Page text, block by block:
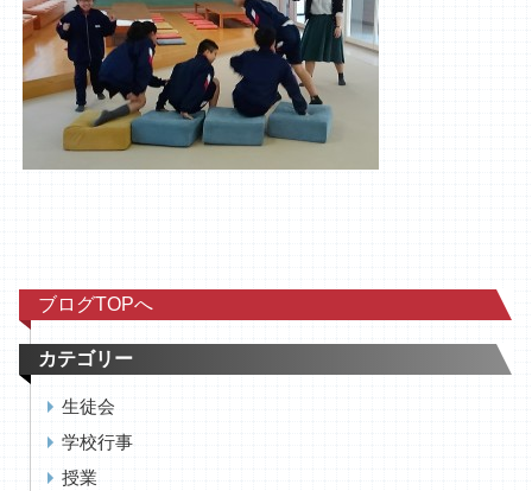
ブログTOPへ
カテゴリー
生徒会
学校行事
授業